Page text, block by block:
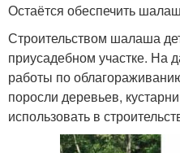
Остаётся обеспечить
Строительством шалаша
приусадебном участке. На
работы по
поросли деревьев,
использовать в